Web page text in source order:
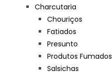
Charcutaria
Chouriços
Fatiados
Presunto
Produtos Fumados
Salsichas